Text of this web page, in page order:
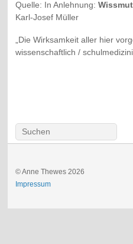
Quelle: In Anlehnung:Wissmut
Karl-Josef Müller
„Die Wirksamkeit aller hier
wissenschaftlich /
© Anne Thewes 2026
Impressum